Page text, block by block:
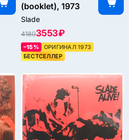
(booklet), 1973
Slade
41803553 ₽
–15%
ОРИГИНАЛ 1973
БЕСТСЕЛЛЕР